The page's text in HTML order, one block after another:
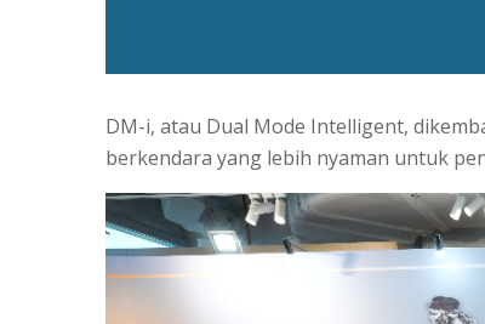
DM-i, atau Dual Mode Intelligent,
berkendara yang lebih nyaman untuk